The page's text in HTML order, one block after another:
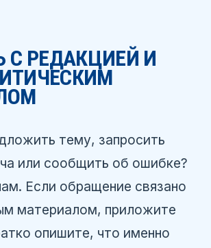
С РЕДАКЦИЕЙ И
тему, запросить
или сообщить об ошибке?
Если обращение связано
материалом, приложите
опишите, что именно